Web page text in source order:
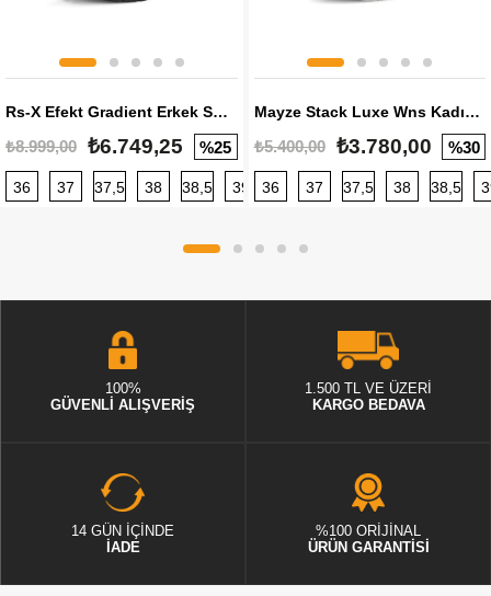
Rs-X Efekt Gradient Erkek Sneaker
₺8.999,00 ₺6.749,25 %25
36 37 37,5 38 38,5 39 40 40,5 41 42 42,5
Mayze Stack Luxe Wns Kadın Sneaker
₺5.400,00 ₺3.780,00 %30
36 37 37,5 38 38,5
100%
GÜVENLİ ALIŞVERİŞ
1.500 TL VE ÜZERİ
KARGO BEDAVA
14 GÜN İÇİNDE
İADE
%100 ORİJİNAL
ÜRÜN GARANTİSİ